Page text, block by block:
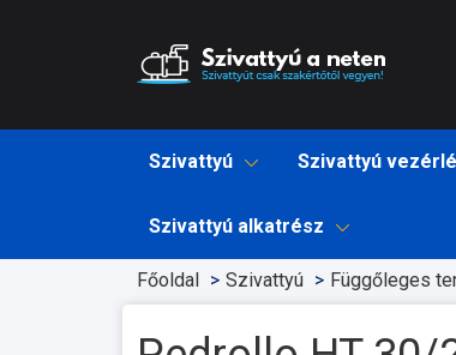
Szivattyú Szivattyú
Szivattyú alkatrész
Főoldal Szivattyú Függőleges